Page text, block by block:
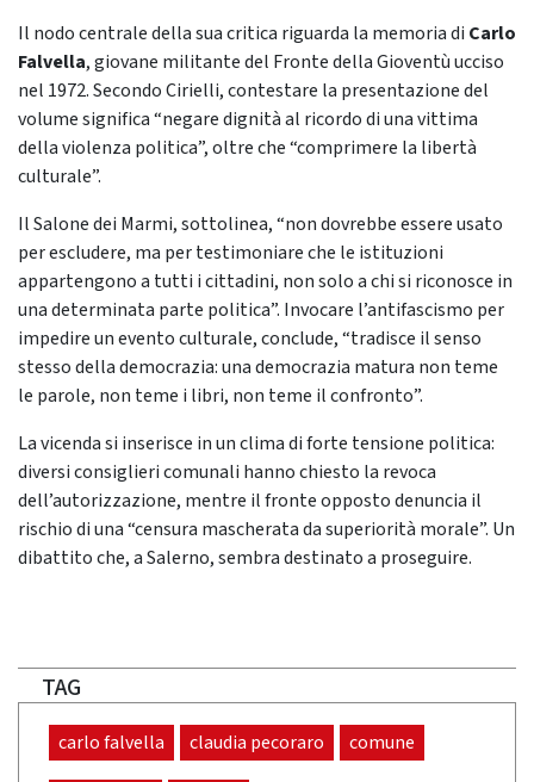
Il nodo centrale della sua critica riguarda la memoria di Carlo
Falvella, giovane militante del Fronte della Gioventù ucciso
nel 1972. Secondo Cirielli, contestare la presentazione del
volume significa “negare dignità al ricordo di una vittima
della violenza politica”, oltre che “comprimere la libertà
culturale”.
Il Salone dei Marmi, sottolinea, “non dovrebbe essere usato
per escludere, ma per testimoniare che le istituzioni
appartengono a tutti i cittadini, non solo a chi si riconosce in
una determinata parte politica”. Invocare l’antifascismo per
impedire un evento culturale, conclude, “tradisce il senso
stesso della democrazia: una democrazia matura non teme
le parole, non teme i libri, non teme il confronto”.
La vicenda si inserisce in un clima di forte tensione politica:
diversi consiglieri comunali hanno chiesto la revoca
dell’autorizzazione, mentre il fronte opposto denuncia il
rischio di una “censura mascherata da superiorità morale”. Un
dibattito che, a Salerno, sembra destinato a proseguire.
TAG
carlo falvella claudia pecoraro comune